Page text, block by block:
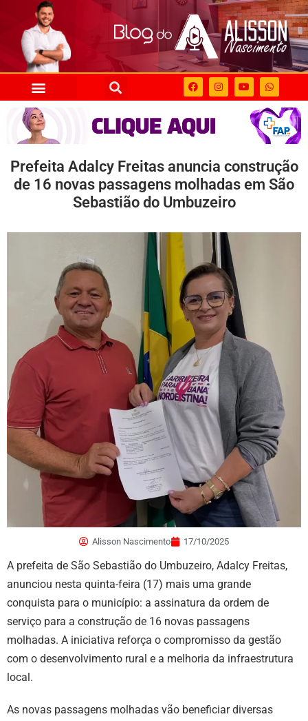
Prefeita Adalcy Freitas anuncia construção
de 16 novas passagens molhadas em São
Sebastião do Umbuzeiro
Alisson Nascimento 17/10/2025
A prefeita de São Sebastião do Umbuzeiro, Adalcy Freitas,
anunciou nesta quinta-feira (17) mais uma grande
conquista para o município: a assinatura da ordem de
serviço para a construção de 16 novas passagens
molhadas. A iniciativa reforça o compromisso da gestão
com o desenvolvimento rural e a melhoria da infraestrutura
local.
As novas passagens molhadas vão beneficiar diversas